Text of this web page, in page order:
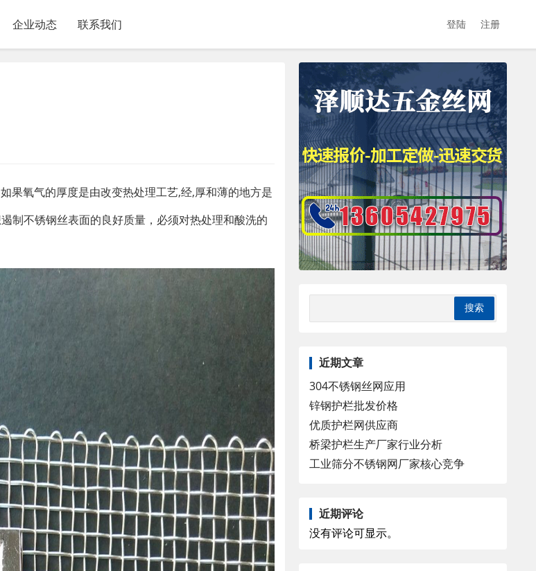
企业动态 联系我们 登陆 注册
果氧气的厚度是由改变热处理工艺,经,厚和薄的地方是
制不锈钢丝表面的良好质量，必须对热处理和酸洗的
近期文章
304不锈钢丝网应用
锌钢护栏批发价格
优质护栏网供应商
桥梁护栏生产厂家行业分析
工业筛分不锈钢网厂家核心竞争
近期评论
没有评论可显示。